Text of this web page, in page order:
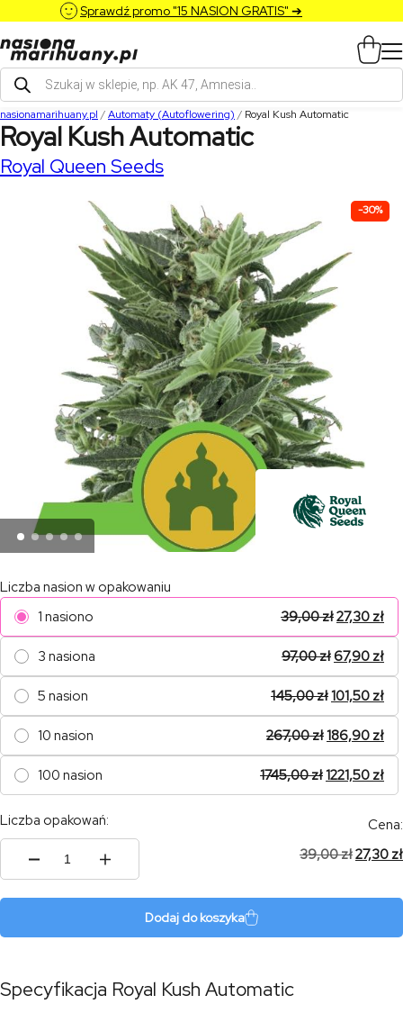
Sprawdź promo "15 NASION GRATIS" ➔
Wyszukiwarka
produktów
nasionamarihuany.pl /Automaty (Autoflowering) / Royal Kush Automatic
Royal Kush Automatic
Royal Queen Seeds
-30%
Liczba nasion w opakowaniu
1 nasiono
39,00zł27,30 zł
3 nasiona 97,00zł67,90 zł
5 nasion 145,00zł101,50 zł
10 nasion 267,00zł186,90 zł
100 nasion 1745,00zł1221,50 zł
Liczba opakowań:
ilość
Cena:
39,00zł27,30 zł
Dodaj do koszyka
Specyfikacja Royal Kush Automatic